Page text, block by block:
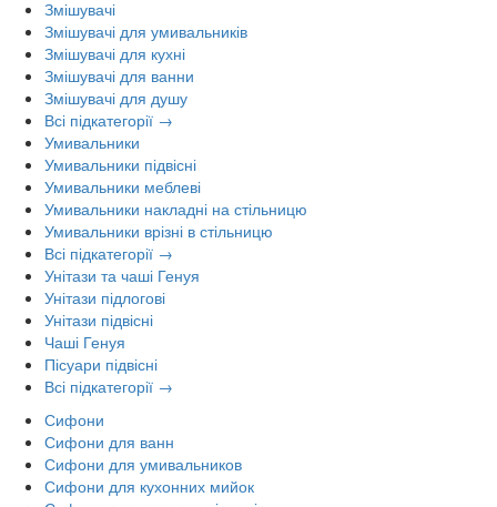
Змішувачі
Змішувачі для умивальників
Змішувачі для кухні
Змішувачі для ванни
Змішувачі для душу
Всі підкатегорії →
Умивальники
Умивальники підвісні
Умивальники меблеві
Умивальники накладні на стільницю
Умивальники врізні в стільницю
Всі підкатегорії →
Унітази та чаші Генуя
Унітази підлогові
Унітази підвісні
Чаші Генуя
Пісуари підвісні
Всі підкатегорії →
Сифони
Сифони для ванн
Сифони для умивальников
Сифони для кухонних мийок